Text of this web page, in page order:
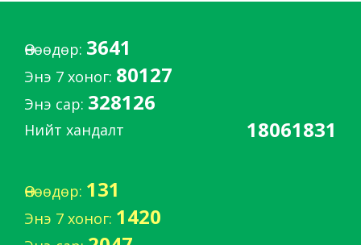
Өнөөдөр: 3641
Энэ 7 хоног: 80127
Энэ сар: 328126
Нийт хандалт 18061831
Өнөөдөр: 131
Энэ 7 хоног: 1420